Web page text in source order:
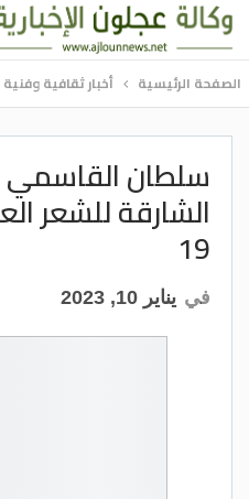
الصفحة الرئيسية أخبار ثقافية وفنية
سلطان القاسمي
الشارقة للشعر
19
في يناير 10, 2023